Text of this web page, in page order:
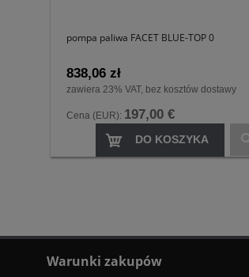
pompa paliwa FACET BLUE-TOP 0
838,06 zł
zawiera 23% VAT, bez kosztów dostawy
Cena (EUR): 197,00 €
DO KOSZYKA
Warunki zakupów